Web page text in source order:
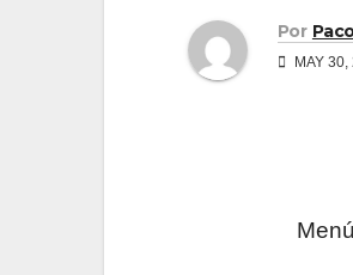
Por
MAY 30,